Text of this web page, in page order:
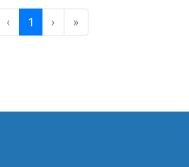
‹ 1 › »